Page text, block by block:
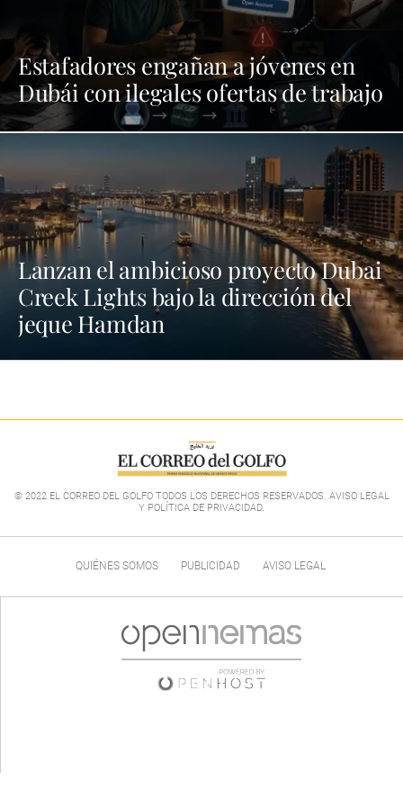
Estafadores engañan a jóvenes en
Dubái con ilegales ofertas de trabajo
Lanzan el ambicioso proyecto Dubai
Creek Lights bajo la dirección del
jeque Hamdan
© 2022 EL CORREO DEL GOLFO TODOS LOS DERECHOS RESERVADOS. AVISO LEGAL
Y POLÍTICA DE PRIVACIDAD.
QUIÉNES SOMOS PUBLICIDAD AVISO LEGAL